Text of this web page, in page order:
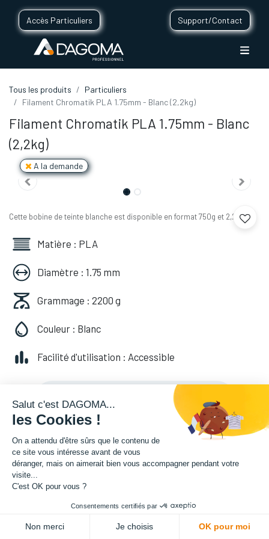
Accès Particuliers Support/Contact
Tous les produits
Particuliers
Filament Chromatik PLA 1.75mm - Blanc (2,2kg)
Filament Chromatik PLA 1.75mm - Blanc
(2,2kg)
A la demande
Cette bobine de teinte blanche est disponible en format 750g et 2,2kg.
Matière : PLA
Diamètre : 1.75 mm
Grammage : 2200 g
Couleur : Blanc
Facilité d'utilisation : Accessible
49,99€HT
(49,99 TVA comprise)
Soyez averti lorsque le produit est de
nouveau en stock
Enregistrer pour plus tard
Salut c'est DAGOMA...
les Cookies !
On a attendu d'être sûrs que le contenu de
ce site vous intéresse avant de vous
déranger, mais on aimerait bien vous accompagner pendant votre
visite...
C'est OK pour vous ?
Consentements certifiés par
Non merci Je choisis OK pour moi